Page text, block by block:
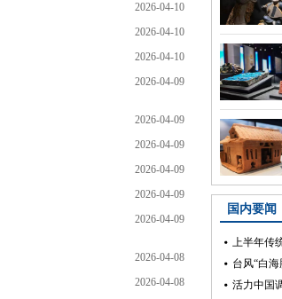
2026-04-10
2026-04-10
2026-04-10
2026-04-09
2026-04-09
2026-04-09
2026-04-09
2026-04-09
2026-04-09
2026-04-08
2026-04-08